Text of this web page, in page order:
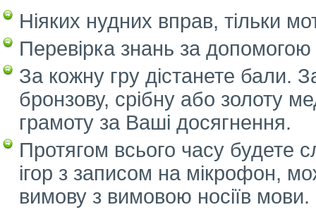
Ніяких нудних вправ, тільки
Перевірка знань за допомогою
За кожну гру дістанете бали.
бронзову, срібну або золоту
грамоту за Ваші досягнення.
Протягом всього часу будете
ігор з записом на мікрофон,
вимову з вимовою носіїв мови.